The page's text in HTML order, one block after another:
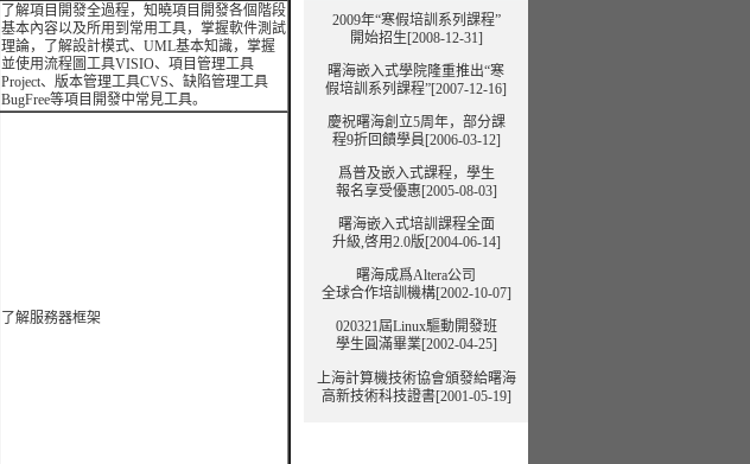
2009年“寒假培訓系列課程”
開始招生[2008-12-31]
曙海嵌入式學院隆重推出“寒
假培訓系列課程”[2007-12-16]
慶祝曙海創立5周年，部分課
程9折回饋學員[2006-03-12]
爲普及嵌入式課程，學生
報名享受優惠[2005-08-03]
曙海嵌入式培訓課程全面
升級,啓用2.0版[2004-06-14]
曙海成爲Altera公司
全球合作培訓機構[2002-10-07]
020321屆Linux驅動開發班
學生圓滿畢業[2002-04-25]
上海計算機技術協會頒發給曙海
高新技術科技證書[2001-05-19]
了解項目開發全過程，知曉項目開發各個階段
基本內容以及所用到常用工具，掌握軟件測試
理論，了解設計模式、UML基本知識，掌握
並使用流程圖工具VISIO、項目管理工具
Project、版本管理工具CVS、缺陷管理工具
BugFree等項目開發中常見工具。
了解服務器框架